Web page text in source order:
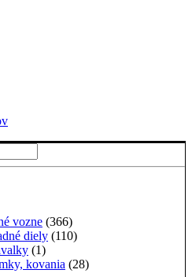
vozne (366)
diely (110)
(1)
kovania (28)